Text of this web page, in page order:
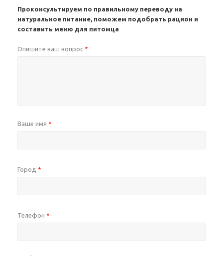
Проконсультируем по правильному переводу на
натуральное питание, поможем подобрать рацион и
составить меню для питомца
Опишите ваш вопрос *
Ваше имя *
Город *
Телефон *